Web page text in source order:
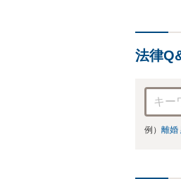
法律
例） 離婚